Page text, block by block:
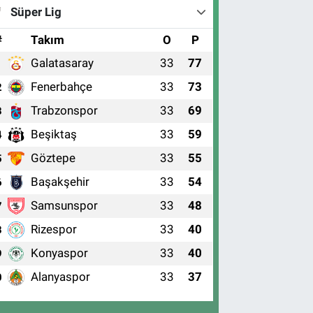
Süper Lig
Takım O P
Galatasaray 33 77
Fenerbahçe 33 73
Trabzonspor 33 69
Beşiktaş 33 59
Göztepe 33 55
Başakşehir 33 54
Samsunspor 33 48
Rizespor 33 40
Konyaspor 33 40
Alanyaspor 33 37